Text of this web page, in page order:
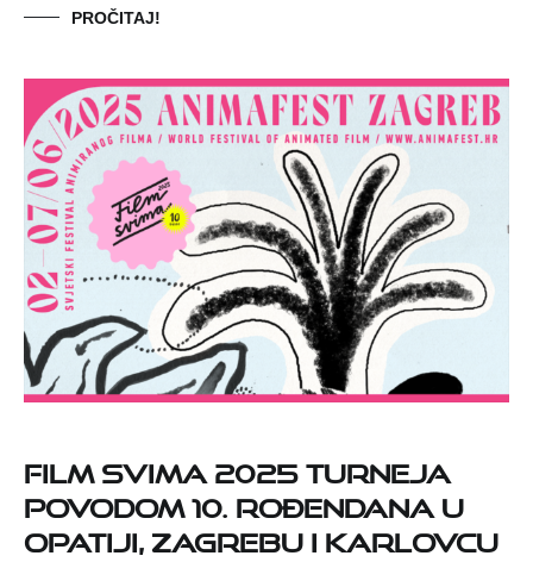
PROČITAJ!
Film svima 2025 turneja
povodom 10. rođendana u
Opatiji, Zagrebu i Karlovcu